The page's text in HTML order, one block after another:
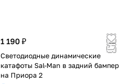
1 190 ₽
Светодиодные динамические
катафоты Sal-Man в задний бампер
на Приора 2